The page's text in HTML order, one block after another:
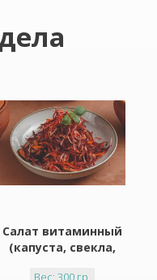
Салат витаминный
(капуста, свекла,
Вес: 300 гр.